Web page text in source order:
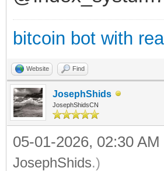
bitcoin bot with
Website Find
JosephShids
JosephShidsCN
05-01-2026, 02:30 AM
JosephShids.)